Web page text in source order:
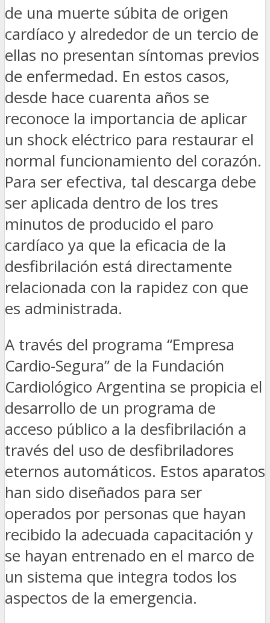
de una muerte súbita de origen
cardíaco y alrededor de un tercio de
ellas no presentan síntomas previos
de enfermedad. En estos casos,
desde hace cuarenta años se
reconoce la importancia de aplicar
un shock eléctrico para restaurar el
normal funcionamiento del corazón.
Para ser efectiva, tal descarga debe
ser aplicada dentro de los tres
minutos de producido el paro
cardíaco ya que la eficacia de la
desfibrilación está directamente
relacionada con la rapidez con que
es administrada.
A través del programa “Empresa
Cardio-Segura” de la Fundación
Cardiológico Argentina se propicia el
desarrollo de un programa de
acceso público a la desfibrilación a
través del uso de desfibriladores
eternos automáticos. Estos aparatos
han sido diseñados para ser
operados por personas que hayan
recibido la adecuada capacitación y
se hayan entrenado en el marco de
un sistema que integra todos los
aspectos de la emergencia.